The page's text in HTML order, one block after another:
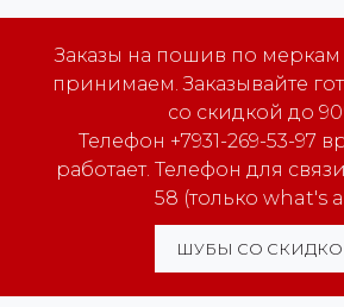
Заказы на пошив по
принимаем. Заказывайте
со скидкой до
Телефон +7931-269-53-97
работает. Телефон для
58 (только what's
ШУБЫ СО